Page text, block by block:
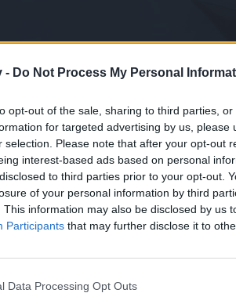
- Do Not Process My Personal
opt-out of the sale, sharing to third parties,
for targeted advertising by us, please
selection. Please note that after your opt-out
interest-based ads based on personal
to third parties prior to your opt-out.
of your personal information by third
This information may also be disclosed by us
Participants that may further disclose it to
Data Processing Opt Outs
joining discussions or starting your
for one. We look forward to your
özel Andermant paketleri, Taş paketleri ve
(Kaçakçıların Açgözlülüğü) Etkinliği!
(geçen seferle aynı teklifler ve zaman